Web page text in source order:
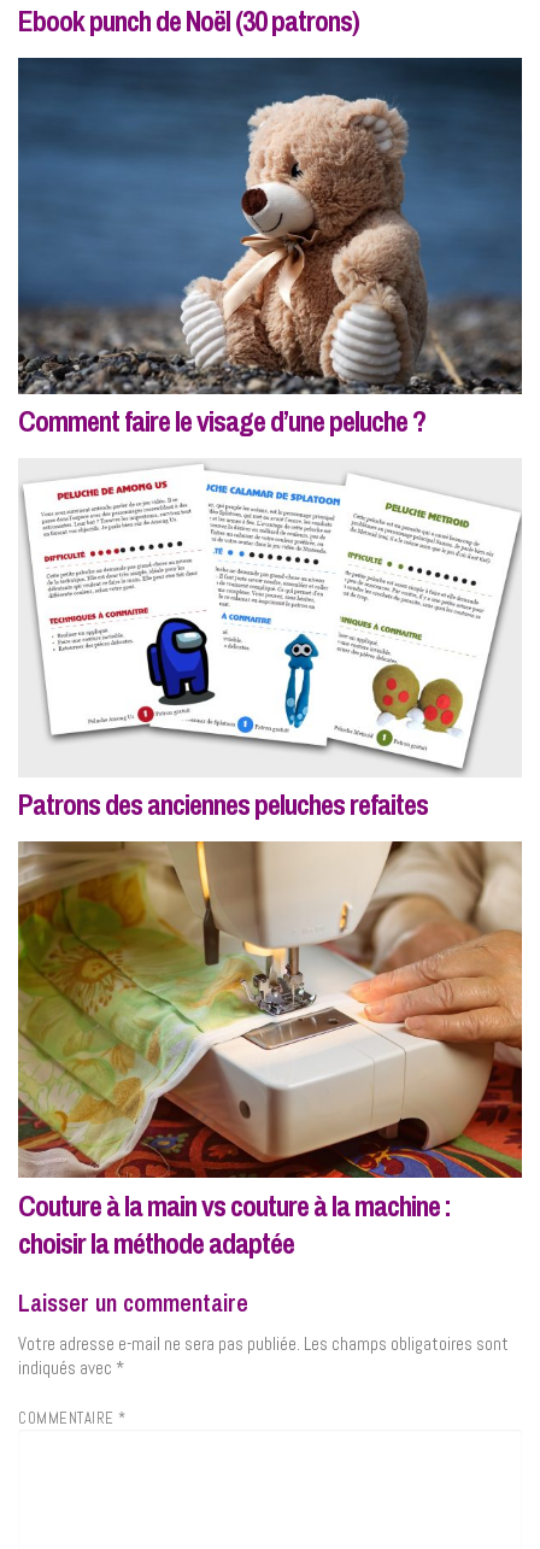
Ebook punch de Noël (30 patrons)
Comment faire le visage d’une peluche ?
Patrons des anciennes peluches refaites
Couture à la main vs couture à la machine :
choisir la méthode adaptée
Laisser un commentaire
Votre adresse e-mail ne sera pas publiée. Les champs obligatoires sont
indiqués avec *
COMMENTAIRE *